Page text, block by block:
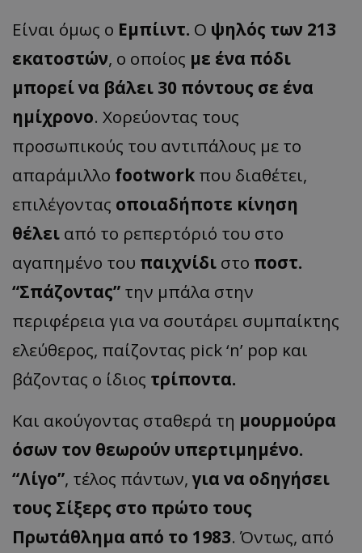
Είναι όμως ο Εμπίιντ. Ο ψηλός των 213
εκατοστών, ο οποίος με ένα πόδι
μπορεί να βάλει 30 πόντους σε ένα
ημίχρονο. Χορεύοντας τους
προσωπικούς του αντιπάλους με το
απαράμιλλο footwork που διαθέτει,
επιλέγοντας οποιαδήποτε κίνηση
θέλει από το ρεπερτόριό του στο
αγαπημένο του παιχνίδι στο ποστ.
“Σπάζοντας” την μπάλα στην
περιφέρεια για να σουτάρει συμπαίκτης
ελεύθερος, παίζοντας pick ‘n’ pop και
βάζοντας ο ίδιος τρίποντα.
Και ακούγοντας σταθερά τη μουρμούρα
όσων τον θεωρούν υπερτιμημένο.
“Λίγο”, τέλος πάντων, για να οδηγήσει
τους Σίξερς στο πρώτο τους
Πρωτάθλημα από το 1983. Όντως, από